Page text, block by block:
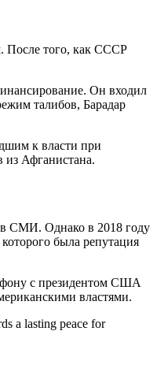
После того, как СССР
Он входил
талибов, Барадар
к власти при
из Афганистана.
в СМИ. Однако в 2018 году
была репутация
с президентом США
властями.
a lasting peace for